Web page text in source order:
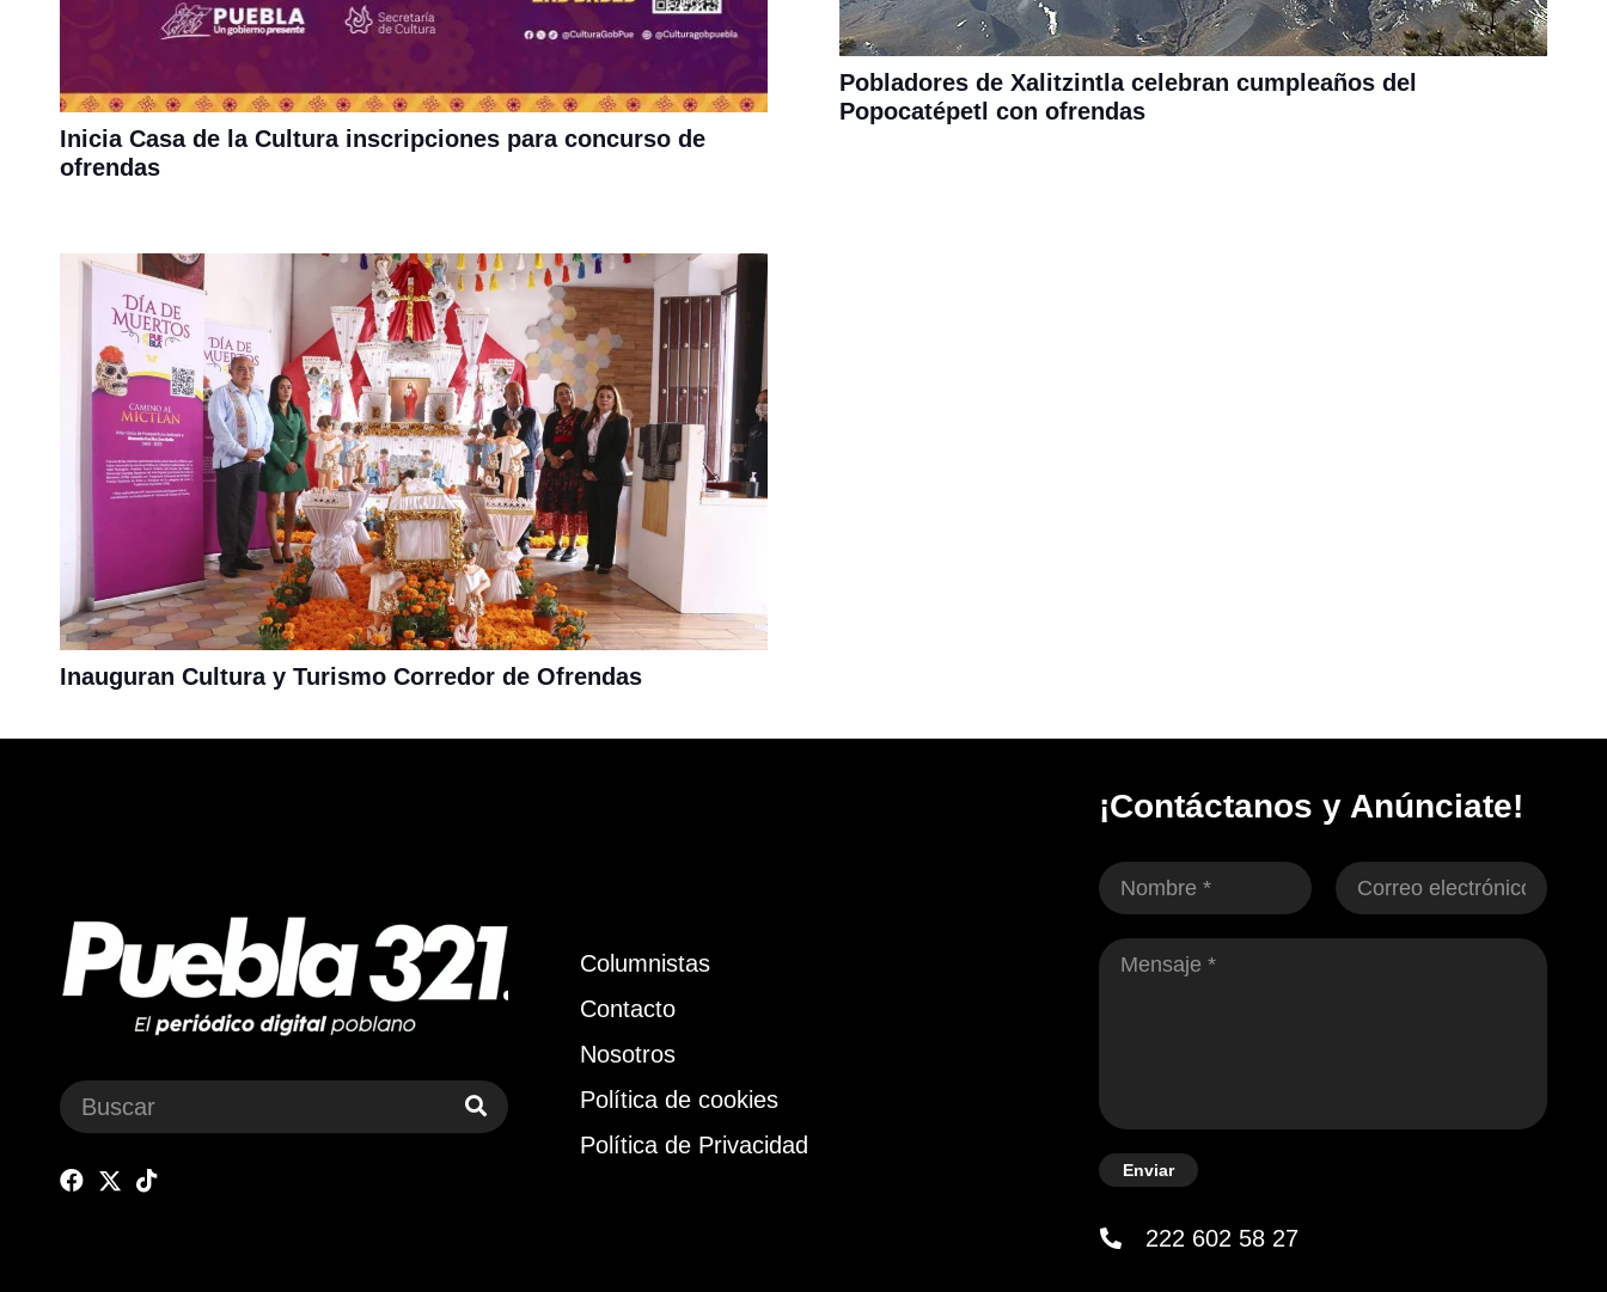
Inicia Casa de la Cultura inscripciones para concurso de
ofrendas
Pobladores de Xalitzintla celebran cumpleaños del
Popocatépetl con ofrendas
Inauguran Cultura y Turismo Corredor de Ofrendas
Columnistas
Contacto
Nosotros
Política de cookies
Política de Privacidad
¡Contáctanos y Anúnciate!
Enviar
222 602 58 27